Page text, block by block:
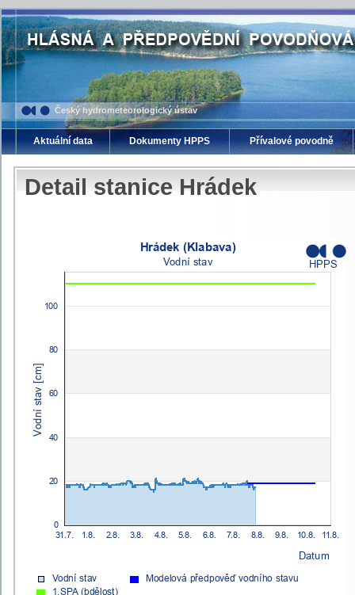
Český hydrometeorologický ústav
Aktuální data Dokumenty HPPS Přívalové povodně
Detail stanice Hrádek